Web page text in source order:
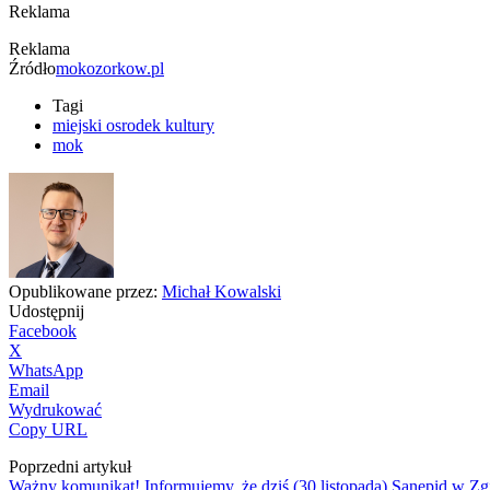
Reklama
Reklama
Źródłomokozorkow.pl
Tagi
miejski osrodek kultury
mok
Opublikowane przez: Michał Kowalski
Udostępnij
Facebook
X
WhatsApp
Email
Wydrukować
Copy URL
Poprzedni artykuł
Ważny komunikat! Informujemy, że dziś (30 listopada) Sanepid w